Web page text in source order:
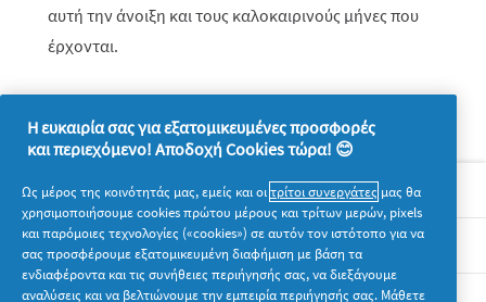
αυτή την άνοιξη και τους καλοκαιρινούς μήνες που
έρχονται.
Σχετικά με την P&G
Νομικά
Η ευκαιρία σας για εξατομικευμένες προσφορές
και περιεχόμενο! Αποδοχή Cookies τώρα! 😊
Ως μέρος της κοινότητάς μας, εμείς και οιτρίτοι συνεργάτες μας θα
χρησιμοποιήσουμε cookies πρώτου μέρους και τρίτων μερών, pixels
και παρόμοιες τεχνολογίες («cookies») σε αυτόν τον ιστότοπο για να
σας προσφέρουμε εξατομικευμένη διαφήμιση με βάση τα
ενδιαφέροντα και τις συνήθειες περιήγησής σας, να διεξάγουμε
αναλύσεις και να βελτιώνουμε την εμπειρία περιήγησής σας. Μάθετε